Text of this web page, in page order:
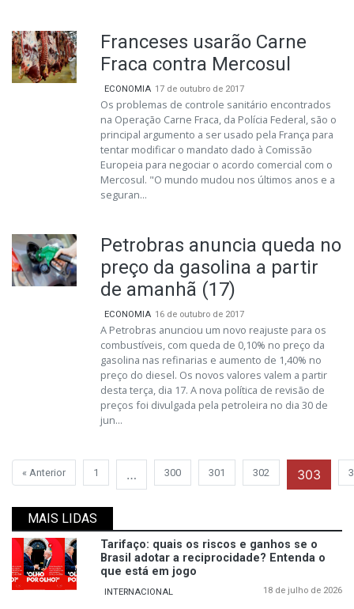
Franceses usarão Carne
Fraca contra Mercosul
ECONOMIA 17 de outubro de 2017
Os problemas de controle sanitário encontrados
na Operação Carne Fraca, da Polícia Federal, são o
principal argumento a ser usado pela França para
tentar modificar o mandato dado à Comissão
Europeia para negociar o acordo comercial com o
Mercosul. "O mundo mudou nos últimos anos e a
seguran...
Petrobras anuncia queda no
preço da gasolina a partir
de amanhã (17)
ECONOMIA 16 de outubro de 2017
A Petrobras anunciou um novo reajuste para os
combustíveis, com queda de 0,10% no preço da
gasolina nas refinarias e aumento de 1,40% no
preço do diesel. Os novos valores valem a partir
desta terça, dia 17. A nova política de revisão de
preços foi divulgada pela petroleira no dia 30 de
jun...
« Anterior 1 … 300 301 302 303
MAIS LIDAS
Tarifaço: quais os riscos e ganhos se o
Brasil adotar a reciprocidade? Entenda o
que está em jogo
INTERNACIONAL 18 de julho de 2026